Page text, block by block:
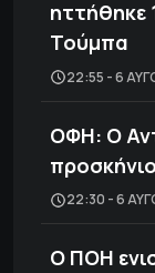
ηττήθηκε
Τούμπα
22:55 - 6
ΟΦΗ: Ο
22:30 - 6
Ο ΠΟΗ